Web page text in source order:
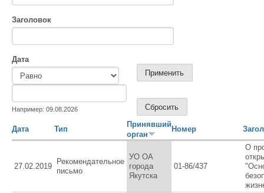
Заголовок
Дата
Например: 09.08.2026
Дата Тип
Принявший
орган
Номер
27.02.2019
Рекомендательное
письмо
УО ОА
города
Якутска
01-86/437
О